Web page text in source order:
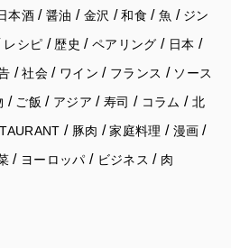
本酒 /醤油 / 金沢 /和食 / 魚 / ジン
レシピ / 歴史 / ペアリング / 日本 /
/社会 / ワイン / フランス / ソース
/ ご飯 / アジア / 寿司 / コラム / 北
/ 豚肉 /家庭料理 / 漫画 /
/ ヨーロッパ / ビジネス / 肉